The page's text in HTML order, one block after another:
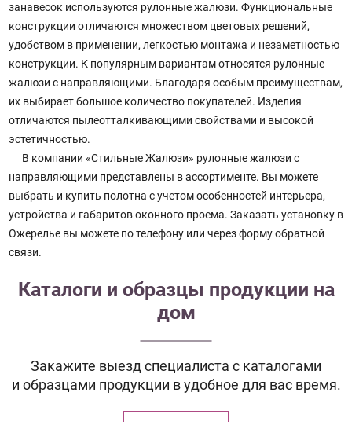
занавесок используются рулонные жалюзи. Функциональные
конструкции отличаются множеством цветовых решений,
удобством в применении, легкостью монтажа и незаметностью
конструкции. К популярным вариантам относятся рулонные
жалюзи с направляющими. Благодаря особым преимуществам,
их выбирает большое количество покупателей. Изделия
отличаются пылеотталкивающими свойствами и высокой
эстетичностью.
В компании «Стильные Жалюзи» рулонные жалюзи с
направляющими представлены в ассортименте. Вы можете
выбрать и купить полотна с учетом особенностей интерьера,
устройства и габаритов оконного проема. Заказать установку в
Ожерелье вы можете по телефону или через форму обратной
связи.
Каталоги и образцы продукции на
дом
Закажите выезд специалиста с каталогами
и образцами продукции в удобное для вас время.